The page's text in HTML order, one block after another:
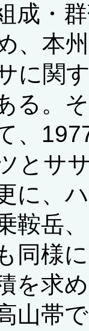
成・
、本
に関
る。
、
とサ
に、
鞍岳
同様
を求
山帯